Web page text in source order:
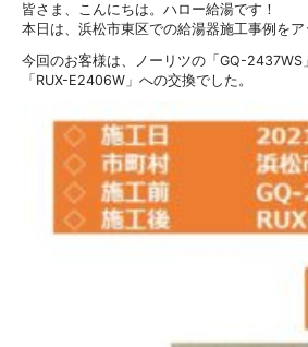
皆さま、こんにちは。ハロー給湯です！
本日は、浜松市東区での給湯器施工事例をア
今回のお客様は、ノーリツの「GQ-2437WS
「RUX-E2406W」への交換でした。